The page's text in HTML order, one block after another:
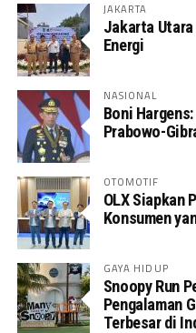
JAKARTA
Jakarta Utara
Energi
NASIONAL
Boni
Prabowo-
OTOMOTIF
OLX Siapkan
Konsumen
GAYA HIDUP
Snoopy Run
Pengalaman
Terbesar di